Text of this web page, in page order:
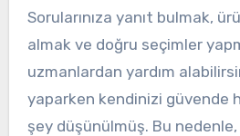
Sorularınıza yanıt bulmak,
almak ve doğru seçimler
uzmanlardan yardım
yaparken kendinizi güvende
şey düşünülmüş. Bu